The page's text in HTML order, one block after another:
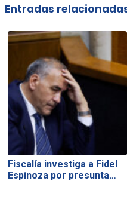
Entradas
Fiscalía investiga a Fidel
Espinoza por presunta…